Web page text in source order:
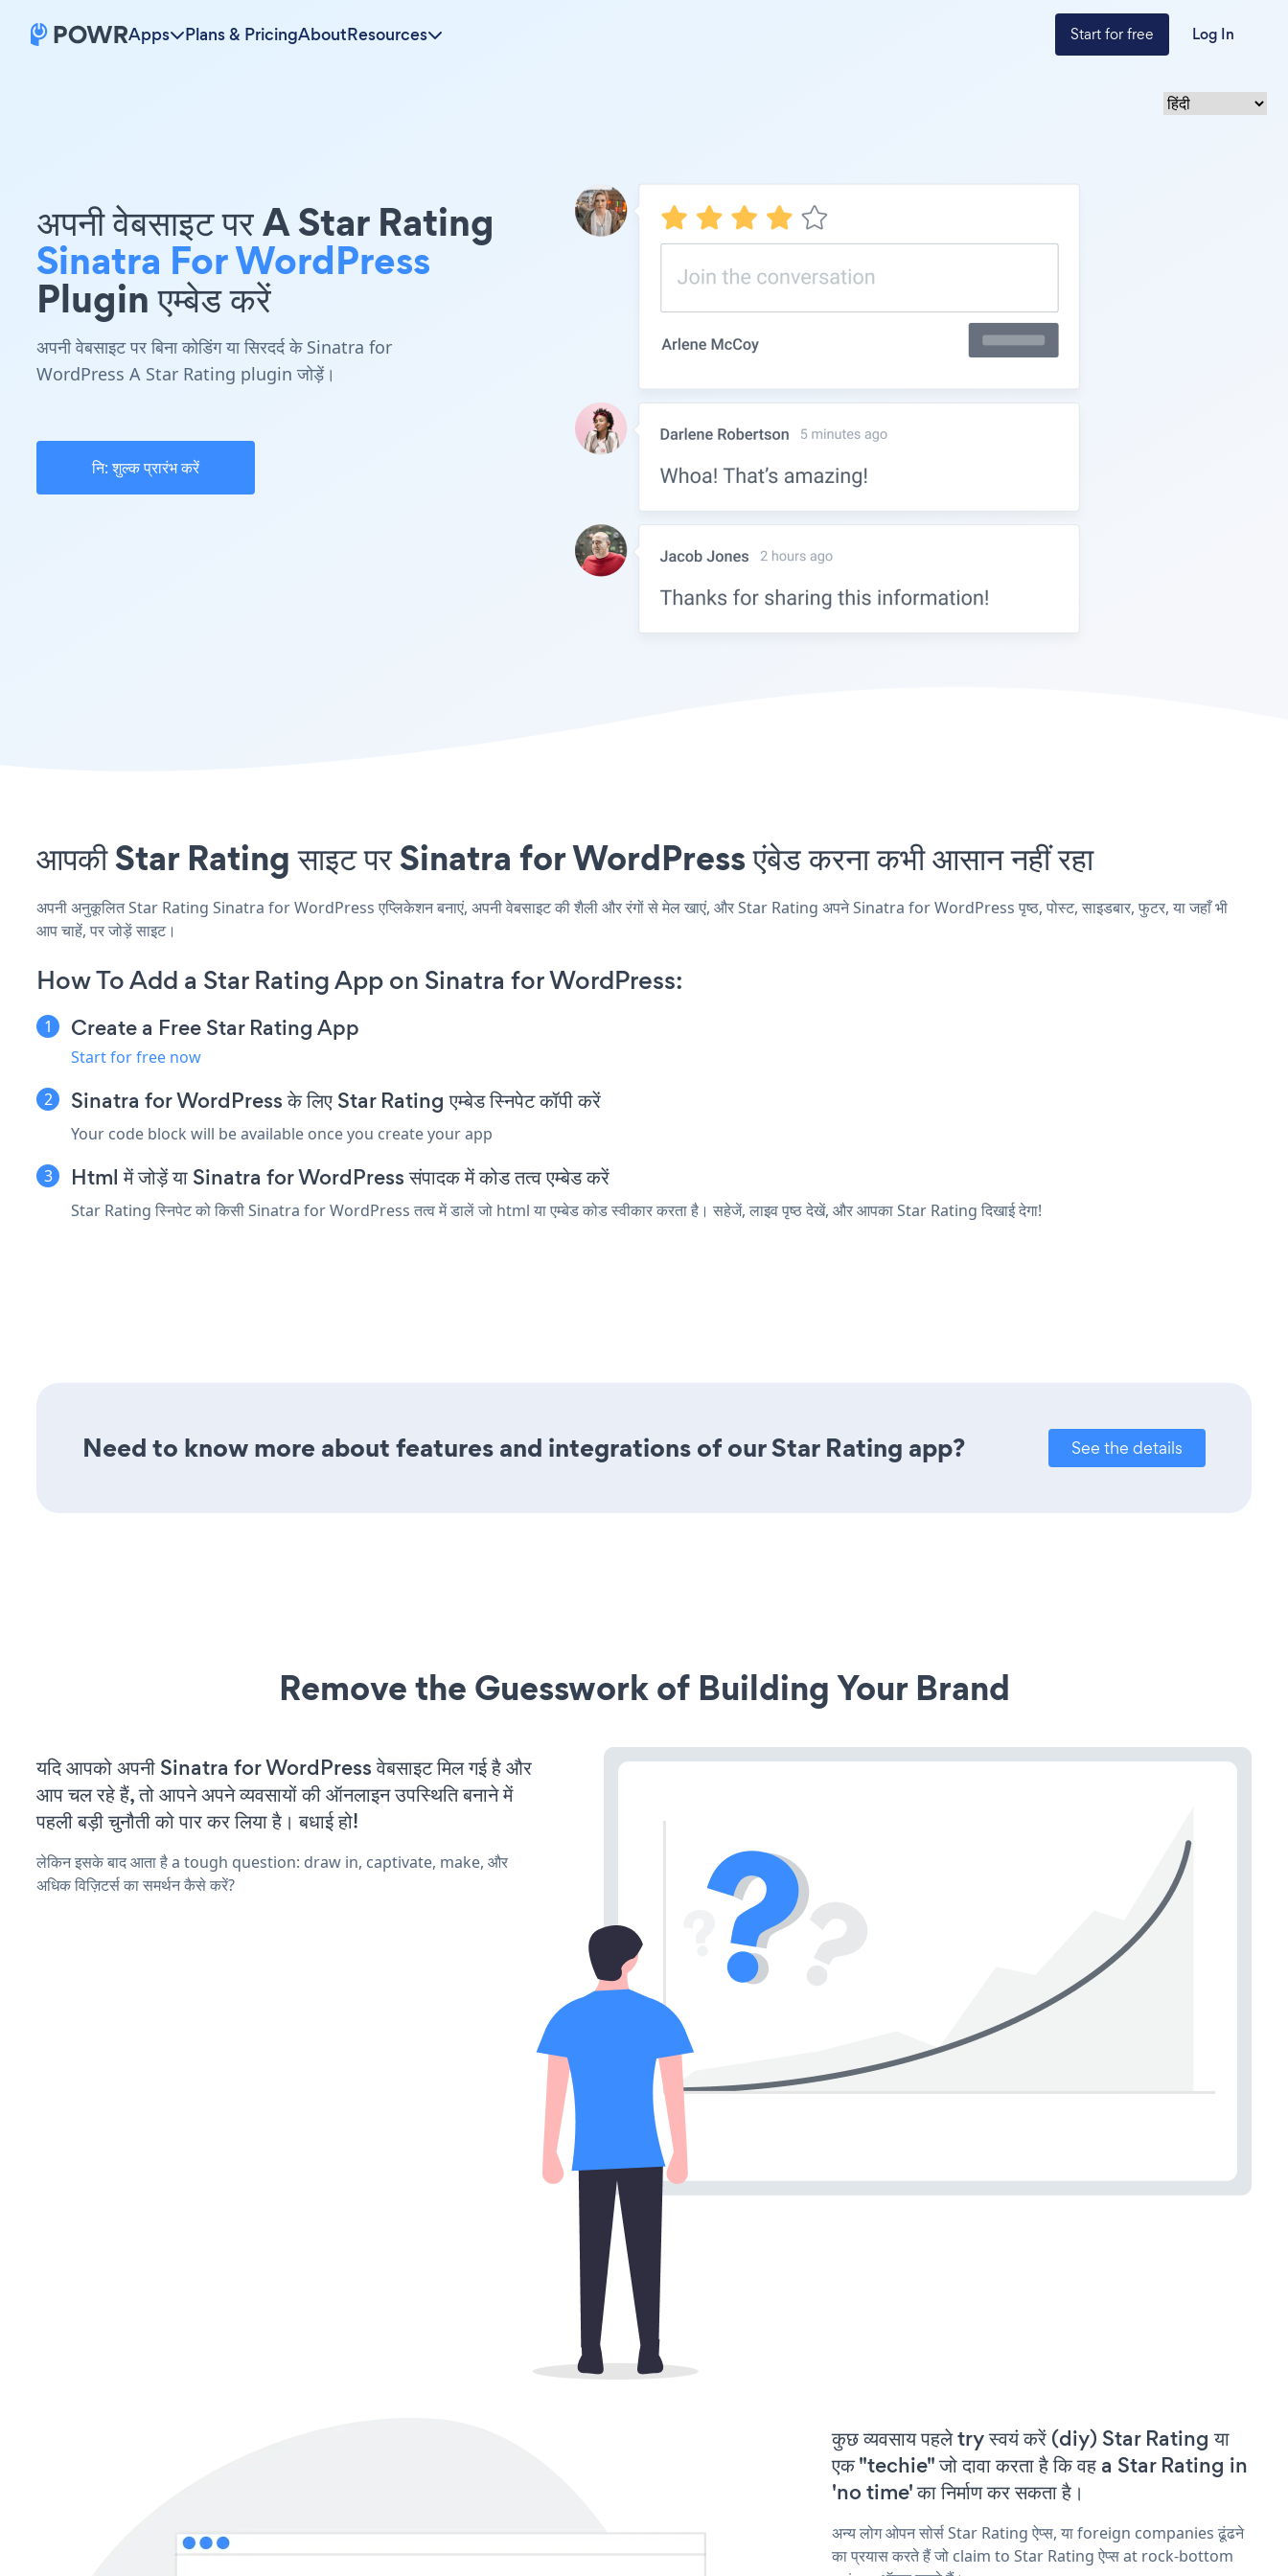
Apps Plans & PricingAboutResources Start for free Log In
अपनी वेबसाइट पर A Star Rating
Sinatra For WordPress
Plugin एम्बेड करें
अपनी वेबसाइट पर बिना कोडिंग या सिरदर्द के Sinatra for
WordPress A Star Rating plugin जोड़ें।
नि: शुल्क प्रारंभ करें
आपकी Star Rating साइट पर Sinatra for WordPress एंबेड करना कभी आसान नहीं रहा
अपनी अनुकूलित Star Rating Sinatra for WordPress एप्लिकेशन बनाएं, अपनी वेबसाइट की शैली और रंगों से मेल खाएं, और Star Rating अपने Sinatra for WordPress पृष्ठ, पोस्ट, साइडबार, फुटर, या जहाँ भी
आप चाहें, पर जोड़ें साइट।
How To Add a Star Rating App on Sinatra for WordPress:
Create a Free Star Rating App
Start for free now
Sinatra for WordPress के लिए Star Rating एम्बेड स्निपेट कॉपी करें
Your code block will be available once you create your app
Html में जोड़ें या Sinatra for WordPress संपादक में कोड तत्व एम्बेड करें
Star Rating स्निपेट को किसी Sinatra for WordPress तत्व में डालें जो html या एम्बेड कोड स्वीकार करता है। सहेजें, लाइव पृष्ठ देखें, और आपका Star Rating दिखाई देगा!
Need to know more about features and integrations of our Star Rating app? See the details
Remove the Guesswork of Building Your Brand
यदि आपको अपनी Sinatra for WordPress वेबसाइट मिल गई है और
आप चल रहे हैं, तो आपने अपने व्यवसायों की ऑनलाइन उपस्थिति बनाने में
पहली बड़ी चुनौती को पार कर लिया है। बधाई हो!
लेकिन इसके बाद आता है a tough question: draw in, captivate, make, और
अधिक विज़िटर्स का समर्थन कैसे करें?
कुछ व्यवसाय पहले try स्वयं करें (diy) Star Rating या
एक "techie" जो दावा करता है कि वह a Star Rating in
'no time' का निर्माण कर सकता है।
अन्य लोग ओपन सोर्स Star Rating ऐप्स, या foreign companies ढूंढने
का प्रयास करते हैं जो claim to Star Rating ऐप्स at rock-bottom